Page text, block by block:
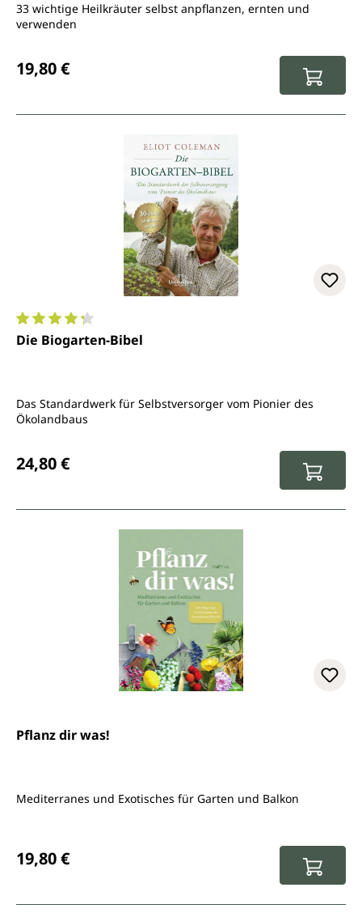
33 wichtige Heilkräuter selbst anpflanzen, ernten und
verwenden
19,80 €
Durchschnittliche Bewertung von 4.2 von 5 Sternen
Die Biogarten-Bibel
Das Standardwerk für Selbstversorger vom Pionier des
Ökolandbaus
24,80 €
Pflanz dir was!
Mediterranes und Exotisches für Garten und Balkon
19,80 €